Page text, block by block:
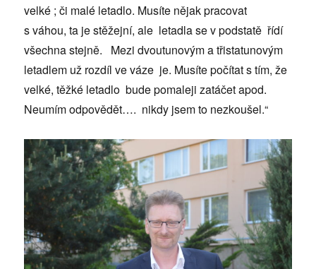
velké ; či malé letadlo. Musíte nějak pracovat
s váhou, ta je stěžejní, ale letadla se v podstatě řídí
všechna stejně. Mezi dvoutunovým a třistatunovým
letadlem už rozdíl ve váze je. Musíte počítat s tím, že
velké, těžké letadlo bude pomaleji zatáčet apod.
Neumím odpovědět…. nikdy jsem to nezkoušel.“